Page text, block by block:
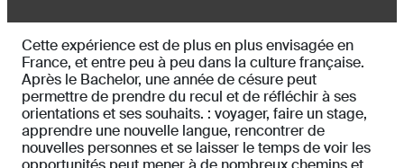
Cette expérience est de plus en plus envisagée en
France, et entre peu à peu dans la culture française.
Après le Bachelor, une année de césure peut
permettre de prendre du recul et de réfléchir à ses
orientations et ses souhaits. : voyager, faire un stage,
apprendre une nouvelle langue, rencontrer de
nouvelles personnes et se laisser le temps de voir les